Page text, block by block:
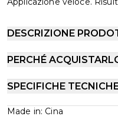
DESCRIZIONE
PERCHÉ
SPECIFICHE
Made in: Cina